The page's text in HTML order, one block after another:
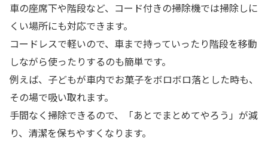
車の座席下や階段など、コード付きの掃除機では掃除しに
くい場所にも対応できます。
コードレスで軽いので、車まで持っていったり階段を移動
しながら使ったりするのも簡単です。
例えば、子どもが車内でお菓子をボロボロ落とした時も、
その場で吸い取れます。
手間なく掃除できるので、「あとでまとめてやろう」が減
り、清潔を保ちやすくなります。